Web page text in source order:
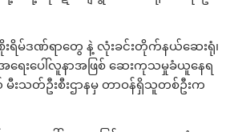
းရိမ်ဒဏ်ရာတွေ နဲ့ လုံးခင်းတိုက်နယ်ဆေးရုံ၊
ရေးပေါ်လူနာအဖြစ် ဆေးကုသမှုခံယူနေရ
းသတ်ဦးစီးဌာနမှ တာဝန်ရှိသူတစ်ဦးက